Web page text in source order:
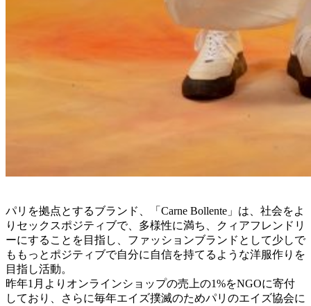
パリを拠点とするブランド、「Carne Bollente」は、社会をよ
りセックスポジティブで、多様性に満ち、クィアフレンドリ
ーにすることを目指し、ファッションブランドとして少しで
ももっとポジティブで自分に自信を持てるような洋服作りを
目指し活動。
昨年1月よりオンラインショップの売上の1%をNGOに寄付
しており、さらに毎年エイズ撲滅のためパリのエイズ協会に